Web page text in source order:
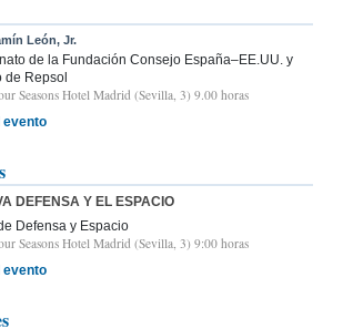
León, Jr.
de la Fundación Consejo España–EE.UU. y
Repsol
Seasons Hotel Madrid (Sevilla, 3) 9.00 horas
evento
DEFENSA Y EL ESPACIO
Defensa y Espacio
Seasons Hotel Madrid (Sevilla, 3) 9:00 horas
evento